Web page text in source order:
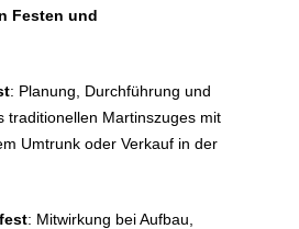
Festen und
: Planung, Durchführung und
traditionellen Martinszuges mit
Umtrunk oder Verkauf in der
: Mitwirkung bei Aufbau,